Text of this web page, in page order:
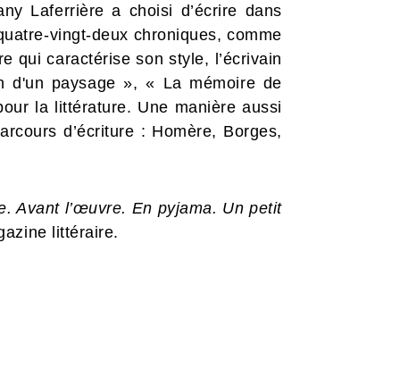
Laferrière a choisi d’écrire dans
vingt-deux chroniques, comme
qui caractérise son style, l’écrivain
d'un paysage », « La mémoire de
la littérature. Une manière aussi
d’écriture : Homère, Borges,
Avant l’œuvre. En pyjama. Un petit
littéraire.